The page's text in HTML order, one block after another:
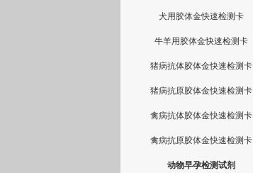
犬用胶体金快速检测卡
牛羊用胶体金快速检测卡
猪病抗体胶体金快速检测卡
猪病抗原胶体金快速检测卡
禽病抗体胶体金快速检测卡
禽病抗原胶体金快速检测卡
动物早孕检测试剂